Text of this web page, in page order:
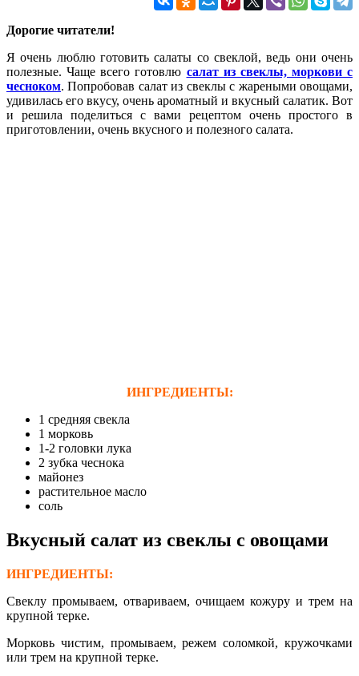
Дорогие читатели!
Я очень люблю готовить салаты со свеклой, ведь они очень
полезные. Чаще всего готовлю салат из свеклы, моркови с
чесноком. Попробовав салат из свеклы с жареными овощами,
удивилась его вкусу, очень ароматный и вкусный салатик. Вот
и решила поделиться с вами рецептом очень простого в
приготовлении, очень вкусного и полезного салата.
ИНГРЕДИЕНТЫ:
1 средняя свекла
1 морковь
1-2 головки лука
2 зубка чеснока
майонез
растительное масло
соль
Вкусный салат из свеклы с овощами
ИНГРЕДИЕНТЫ:
Свеклу промываем, отвариваем, очищаем кожуру и трем на
крупной терке.
Морковь чистим, промываем, режем соломкой, кружочками
или трем на крупной терке.